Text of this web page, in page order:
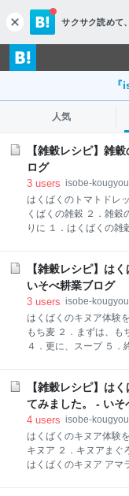
c
l
o
s
サクサク読めて、
人気
【雑穀レシピ】雑
ログ
3 users isobe-
はくばくのトマトドレ
くばくの雑穀 ２．雑穀
りに １．はくばくの雑
ページで見つけたレシ
WEBで公開されていま
す。
サス(右)の２つを使い
を混ぜて完成です。写
３．終わりに 今回は、
ると思います。お好み
と思います。 スーパー
レンジしてみてくださ
【雑穀レシピ】は
いそべ耕業ブログ
3 users isobe-
はくばくのキヌア体験
もち麦 ２．まずは、も
４．更に、スープ ５．
入するのに良いかと思
イズと色なので食べや
す。２５ｇ×６袋が入っ
目安です。 ２．まずは
ち麦ごはんから、分量
す。薄い色がついてい
【雑穀レシピ】は
てみました。 - いそ
4 users isobe-
はくばくのキヌア体験
キヌア ２．キヌアまぐ
はくばくのキヌア アマ